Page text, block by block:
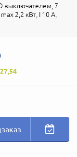
выключателем, 7
2,2 кВт, I 10 А,